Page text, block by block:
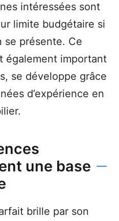
intéressées sont
limite budgétaire si
se présente. Ce
également important
se développe grâce
d’expérience en
une base
brille par son